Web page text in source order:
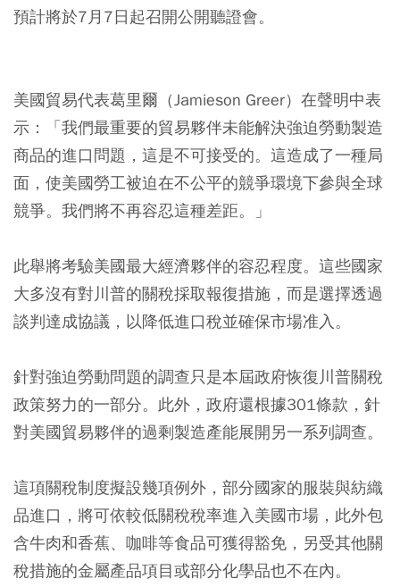
預計將於7月7日起召開公開聽證會。
美國貿易代表葛里爾（Jamieson Greer）在聲明中表
示：「我們最重要的貿易夥伴未能解決強迫勞動製造
商品的進口問題，這是不可接受的。這造成了一種局
面，使美國勞工被迫在不公平的競爭環境下參與全球
競爭。我們將不再容忍這種差距。」
此舉將考驗美國最大經濟夥伴的容忍程度。這些國家
大多沒有對川普的關稅採取報復措施，而是選擇透過
談判達成協議，以降低進口稅並確保市場准入。
針對強迫勞動問題的調查只是本屆政府恢復川普關稅
政策努力的一部分。此外，政府還根據301條款，針
對美國貿易夥伴的過剩製造產能展開另一系列調查。
這項關稅制度擬設幾項例外，部分國家的服裝與紡織
品進口，將可依較低關稅稅率進入美國市場，此外包
含牛肉和香蕉、咖啡等食品可獲得豁免，另受其他關
稅措施的金屬產品項目或部分化學品也不在內。